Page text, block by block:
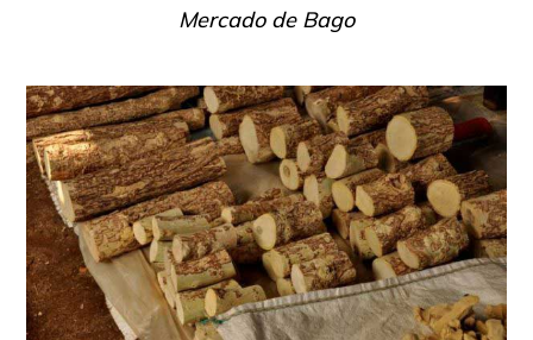
Mercado de Bago